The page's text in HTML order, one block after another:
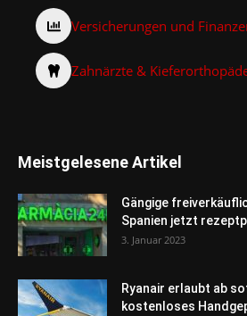
Versicherungen und
Zahnärzte &
Meistgelesene Artikel
Gängige
Spanien jetzt
3. Januar 2023
Ryanair erlaubt ab
kostenloses